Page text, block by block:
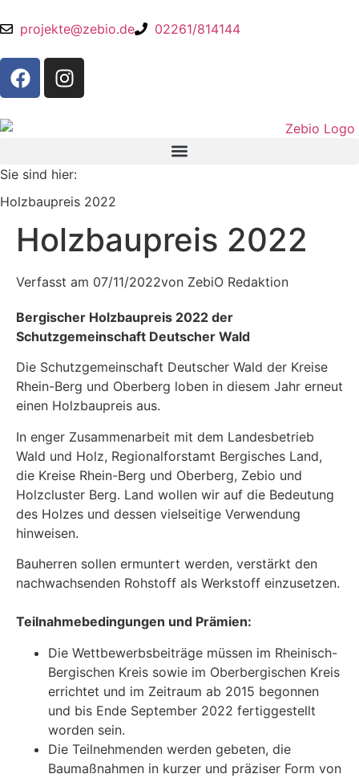
projekte@zebio.de 02261/814144
Sie sind hier:
Holzbaupreis 2022
Holzbaupreis 2022
Verfasst am 07/11/2022von ZebiO Redaktion
Bergischer Holzbaupreis 2022 der
Schutzgemeinschaft Deutscher Wald
Die Schutzgemeinschaft Deutscher Wald der Kreise
Rhein-Berg und Oberberg loben in diesem Jahr erneut
einen Holzbaupreis aus.
In enger Zusammenarbeit mit dem Landesbetrieb
Wald und Holz, Regionalforstamt Bergisches Land,
die Kreise Rhein-Berg und Oberberg, Zebio und
Holzcluster Berg. Land wollen wir auf die Bedeutung
des Holzes und dessen vielseitige Verwendung
hinweisen.
Bauherren sollen ermuntert werden, verstärkt den
nachwachsenden Rohstoff als Werkstoff einzusetzen.
Teilnahmebedingungen und Prämien:
Die Wettbewerbsbeiträge müssen im Rheinisch-
Bergischen Kreis sowie im Oberbergischen Kreis
errichtet und im Zeitraum ab 2015 begonnen
und bis Ende September 2022 fertiggestellt
worden sein.
Die Teilnehmenden werden gebeten, die
Baumaßnahmen in kurzer und präziser Form von